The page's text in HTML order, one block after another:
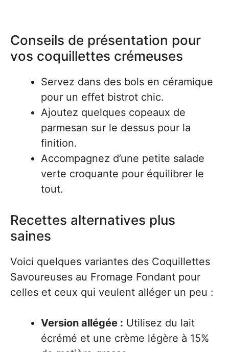
Conseils de présentation pour
vos coquillettes crémeuses
Servez dans des bols en céramique
pour un effet bistrot chic.
Ajoutez quelques copeaux de
parmesan sur le dessus pour la
finition.
Accompagnez d’une petite salade
verte croquante pour équilibrer le
tout.
Recettes alternatives plus
saines
Voici quelques variantes des Coquillettes
Savoureuses au Fromage Fondant pour
celles et ceux qui veulent alléger un peu :
Version allégée : Utilisez du lait
écrémé et une crème légère à 15%